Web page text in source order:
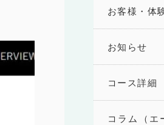
お客様・体
お知らせ
コース詳細
コラム（エ